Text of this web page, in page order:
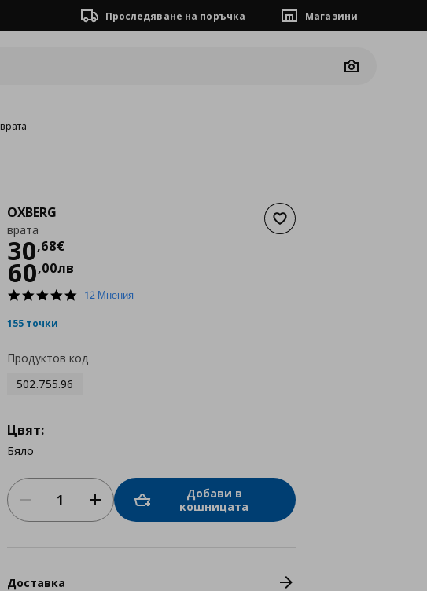
Проследяване на поръчка Магазини
Camera
врата
Добави към списъка с
OXBERG
врата
30,68€
Цена
60,00лв
4.812 Мнения
155 точки
Продуктов код
502.755.96
Цвят:
Бяло
Добави в
кошницата
Доставка